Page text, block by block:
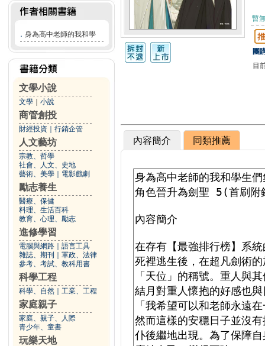
． 身為高中老師的我和學
文學小說
文學 小說
商管創投
財經投資 行銷企管
人文藝坊
宗教、哲學
社會、人文、史地
藝術、美學
電影戲劇
勵志養生
醫療、保健
料理、生活百科
教育、心理、勵志
進修學習
電腦與網路
語言工具
雜誌、期刊
軍政、法律
參考、考試、教科用書
科學工程
科學、自然 工業、工程
家庭親子
家庭、親子、人際
青少年、童書
玩樂天地
暫
團
目
內容簡介 同類推薦